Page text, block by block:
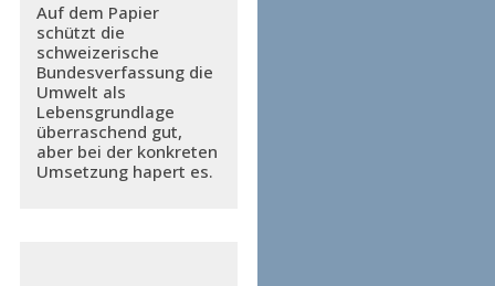
Auf dem Papier
schützt die
schweizerische
Bundesverfassung die
Umwelt als
Lebensgrundlage
überraschend gut,
aber bei der konkreten
Umsetzung hapert es.